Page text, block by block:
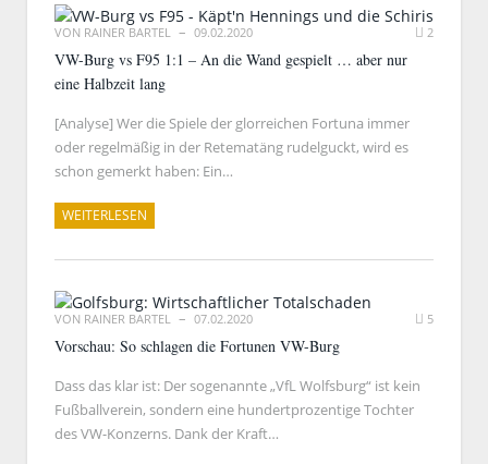
VON RAINER BARTEL 09.02.2020 2
VW-Burg vs F95 1:1 – An die Wand gespielt … aber nur
eine Halbzeit lang
[Analyse] Wer die Spiele der glorreichen Fortuna immer
oder regelmäßig in der Retematäng rudelguckt, wird es
schon gemerkt haben: Ein…
WEITERLESEN
VON RAINER BARTEL 07.02.2020 5
Vorschau: So schlagen die Fortunen VW-Burg
Dass das klar ist: Der sogenannte „VfL Wolfsburg“ ist kein
Fußballverein, sondern eine hundertprozentige Tochter
des VW-Konzerns. Dank der Kraft…